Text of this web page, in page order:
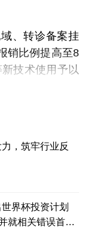
、转诊备案挂
销比例提高至8
技术使用予以
定为60%—6
。
术机器人等先
海南医保报销
因。同时规范
间，提升省内
，筑牢行业反
界杯投资计划
就相关错误首次